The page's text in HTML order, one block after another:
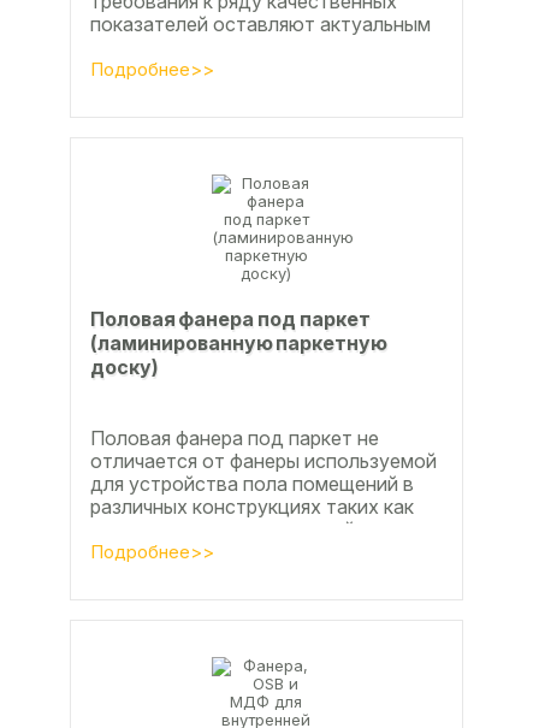
показателей оставляют актуальным
технологии производства клееной...
Подробнее>>
Половая фанера под паркет
(ламинированную паркетную
доску)
Половая фанера под паркет не
отличается от фанеры используемой
для устройства пола помещений в
различных конструкциях таких как
ламинат из ламинированной
паркетной доски, а так же...
Подробнее>>